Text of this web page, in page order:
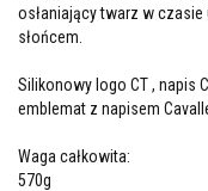
osłaniający twarz w czasie
słońcem.
Silikonowy logo CT , napis
emblemat z napisem
Waga całkowita:
570g